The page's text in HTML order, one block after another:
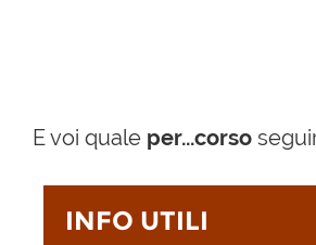
E voi quale per...corso
INFO UTILI